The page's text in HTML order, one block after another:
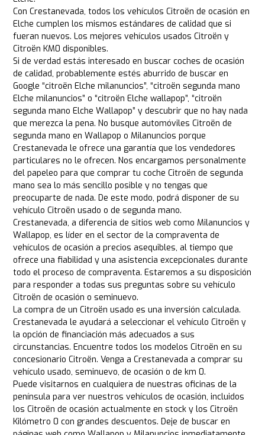
Con Crestanevada, todos los vehículos Citroën de ocasión en
Elche cumplen los mismos estándares de calidad que si
fueran nuevos. Los mejores vehículos usados Citroën y
Citroën KM0 disponibles.
Si de verdad estás interesado en buscar coches de ocasión
de calidad, probablemente estés aburrido de buscar en
Google “citroën Elche milanuncios”, “citroën segunda mano
Elche milanuncios” o “citroën Elche wallapop”, “citroën
segunda mano Elche Wallapop” y descubrir que no hay nada
que merezca la pena. No busque automóviles Citroën de
segunda mano en Wallapop o Milanuncios porque
Crestanevada le ofrece una garantía que los vendedores
particulares no le ofrecen. Nos encargamos personalmente
del papeleo para que comprar tu coche Citroën de segunda
mano sea lo más sencillo posible y no tengas que
preocuparte de nada. De este modo, podrá disponer de su
vehículo Citroën usado o de segunda mano.
Crestanevada, a diferencia de sitios web como Milanuncios y
Wallapop, es líder en el sector de la compraventa de
vehículos de ocasión a precios asequibles, al tiempo que
ofrece una fiabilidad y una asistencia excepcionales durante
todo el proceso de compraventa. Estaremos a su disposición
para responder a todas sus preguntas sobre su vehículo
Citroën de ocasión o seminuevo.
La compra de un Citroën usado es una inversión calculada.
Crestanevada le ayudará a seleccionar el vehículo Citroën y
la opción de financiación más adecuados a sus
circunstancias. Encuentre todos los modelos Citroën en su
concesionario Citroën. Venga a Crestanevada a comprar su
vehículo usado, seminuevo, de ocasión o de km 0.
Puede visitarnos en cualquiera de nuestras oficinas de la
península para ver nuestros vehículos de ocasión, incluidos
los Citroën de ocasión actualmente en stock y los Citroën
Kilómetro 0 con grandes descuentos. Deje de buscar en